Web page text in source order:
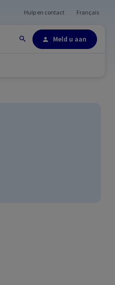
Site-overzicht
Hulp en contact Français
Meld u aan